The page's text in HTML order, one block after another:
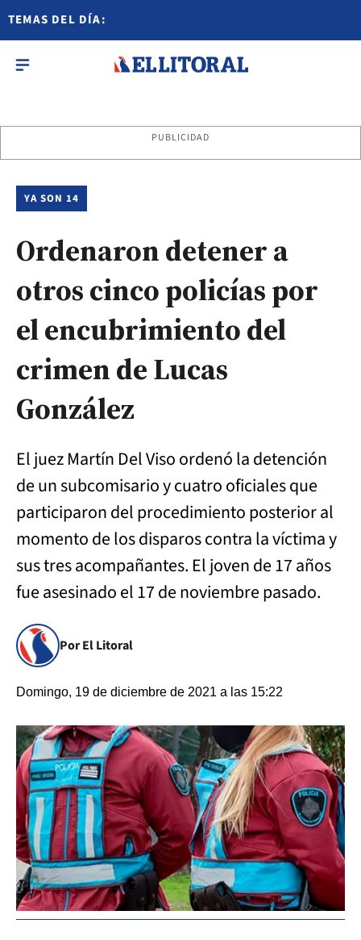
TEMAS DEL DÍA:
PUBLICIDAD
YA SON 14
Ordenaron detener a
otros cinco policías por
el encubrimiento del
crimen de Lucas
González
El juez Martín Del Viso ordenó la detención
de un subcomisario y cuatro oficiales que
participaron del procedimiento posterior al
momento de los disparos contra la víctima y
sus tres acompañantes. El joven de 17 años
fue asesinado el 17 de noviembre pasado.
Por El Litoral
Domingo, 19 de diciembre de 2021 a las 15:22